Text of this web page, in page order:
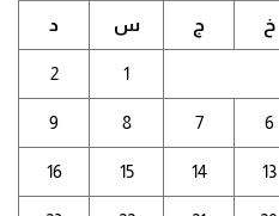
خ ج س د
1
2
6
7
8
9
13
14
15
16